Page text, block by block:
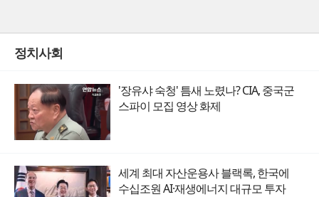
정치사회
'장유샤 숙청' 틈새 노렸나? CIA, 중국군
스파이 모집 영상 화제
세계 최대 자산운용사 블랙록, 한국에
수십조원 AI·재생에너지 대규모 투자